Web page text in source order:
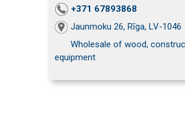
+371 67893868
Jaunmoku 26, Rīga, LV-1046
Wholesale of wood,
equipment